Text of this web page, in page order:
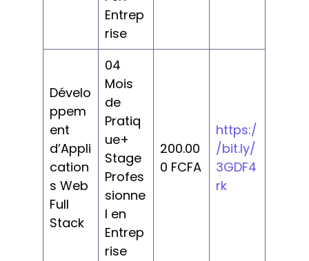
Entrep
rise
Dévelo
ppem
ent
d’Appli
cation
s Web
Full
Stack
04
Mois
de
Pratiq
ue+
Stage
Profes
sionne
l en
Entrep
rise
200.00
0 FCFA
https:/
/bit.ly/
3GDF4
rk